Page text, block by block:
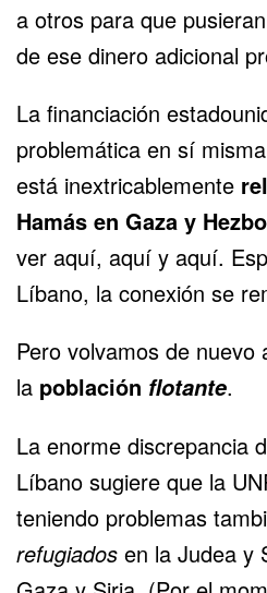
a otros para que
de ese dinero adicional
La financiación
problemática en sí
está inextricablemente
Hamás en Gaza y
ver aquí, aquí y aquí.
Líbano, la conexión se
Pero volvamos de nuevo
la población flotante.
La enorme discrepancia
Líbano sugiere que la
teniendo problemas
refugiados en la Judea y